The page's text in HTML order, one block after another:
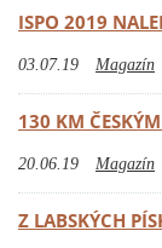
ISPO 2019
03.07.19 Magazín
130 KM ČESKÝM
20.06.19 Magazín
Z LABSKÝCH